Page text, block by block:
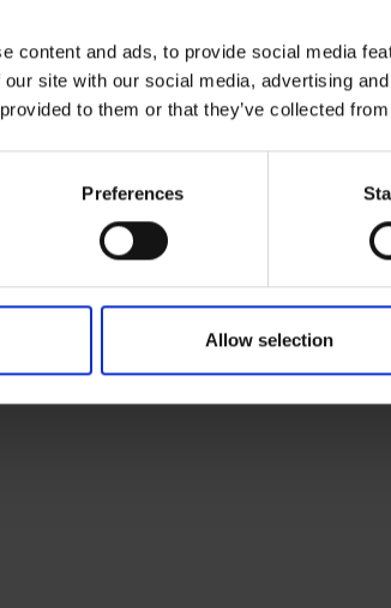
content and ads, to provide social media
site with our social media, advertising
to them or that they’ve collected
Preferences
Allow selection